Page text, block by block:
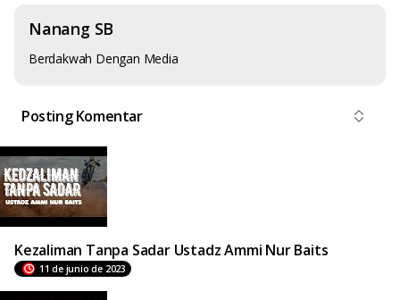
Nanang SB
Berdakwah Dengan Media
Posting Komentar
Kezaliman Tanpa Sadar Ustadz Ammi Nur Baits
11 de junio de 2023